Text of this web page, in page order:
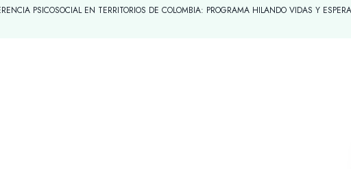
PSICOSOCIAL EN TERRITORIOS DE COLOMBIA: PROGRAMA HILANDO VIDAS Y